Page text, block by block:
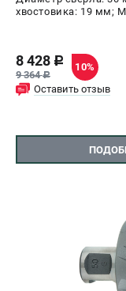
хвостовика: 19 мм;
8 428 c
9 364c
10%
Оставить отзыв